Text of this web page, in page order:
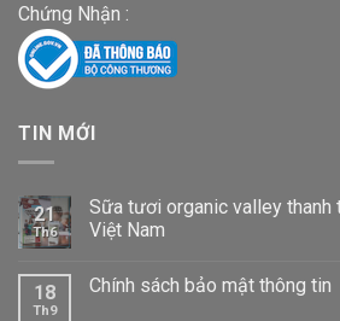
Chứng Nhận :
TIN MỚI
21
Th6
Sữa tươi organic valley thanh
Việt Nam
18
Th9
Chính sách bảo mật thông tin